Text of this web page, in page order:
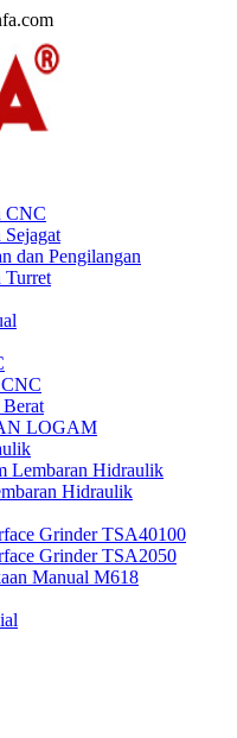
CNC
dan Pengilangan
Turret
LOGAM
Lembaran Hidraulik
Hidraulik
Grinder TSA40100
Grinder TSA2050
Manual M618